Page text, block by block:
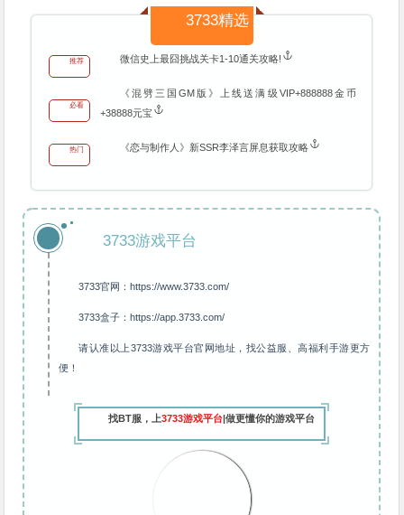
3733精选
推荐 微信史上最囧挑战关卡1-10通关攻略!
必看
《混劈三国GM版》上线送满级VIP+888888金币
+38888元宝
热门 《恋与制作人》新SSR李泽言屏息获取攻略
3733游戏平台
3733官网：https://www.3733.com/
3733盒子：https://app.3733.com/
请认准以上3733游戏平台官网地址，找公益服、高福利手游更方
便！
找BT服，上3733游戏平台|做更懂你的游戏平台